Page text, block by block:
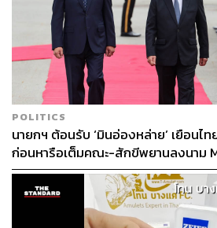
POLITICS
นายกฯ ต้อนรับ ‘มินอ่องหล่าย’ เยือนไท
ก่อนหารือเต็มคณะ-สักขีพยานลงนาม